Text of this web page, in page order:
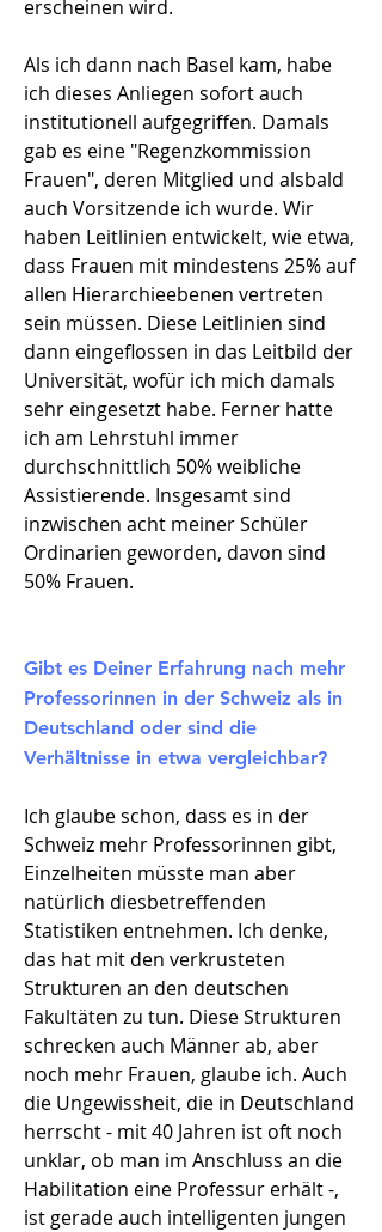
erscheinen wird.
Als ich dann nach Basel kam, habe
ich dieses Anliegen sofort auch
institutionell aufgegriffen. Damals
gab es eine "Regenzkommission
Frauen", deren Mitglied und alsbald
auch Vorsitzende ich wurde. Wir
haben Leitlinien entwickelt, wie etwa,
dass Frauen mit mindestens 25% auf
allen Hierarchieebenen vertreten
sein müssen. Diese Leitlinien sind
dann eingeflossen in das Leitbild der
Universität, wofür ich mich damals
sehr eingesetzt habe. Ferner hatte
ich am Lehrstuhl immer
durchschnittlich 50% weibliche
Assistierende. Insgesamt sind
inzwischen acht meiner Schüler
Ordinarien geworden, davon sind
50% Frauen.
Gibt es Deiner Erfahrung nach mehr
Professorinnen in der Schweiz als in
Deutschland oder sind die
Verhältnisse in etwa vergleichbar?
Ich glaube schon, dass es in der
Schweiz mehr Professorinnen gibt,
Einzelheiten müsste man aber
natürlich diesbetreffenden
Statistiken entnehmen. Ich denke,
das hat mit den verkrusteten
Strukturen an den deutschen
Fakultäten zu tun. Diese Strukturen
schrecken auch Männer ab, aber
noch mehr Frauen, glaube ich. Auch
die Ungewissheit, die in Deutschland
herrscht - mit 40 Jahren ist oft noch
unklar, ob man im Anschluss an die
Habilitation eine Professur erhält -,
ist gerade auch intelligenten jungen